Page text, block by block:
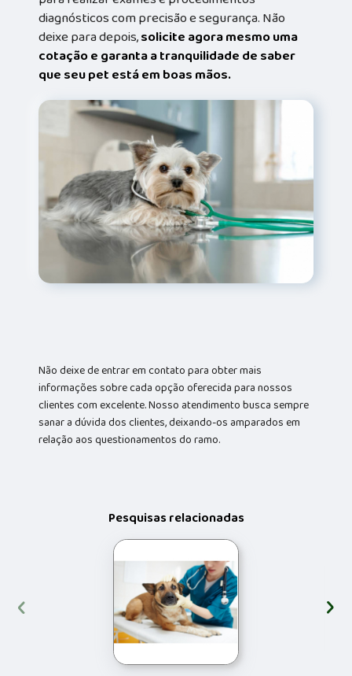
diagnósticos com precisão e segurança. Não
deixe para depois,solicite agora mesmo uma
cotação e garanta a tranquilidade de saber
que seu pet está em boas mãos.
Não deixe de entrar em contato para obter mais
informações sobre cada opção oferecida para nossos
clientes com excelente. Nosso atendimento busca sempre
sanar a dúvida dos clientes, deixando-os amparados em
relação aos questionamentos do ramo.
Pesquisas relacionadas
‹ ›